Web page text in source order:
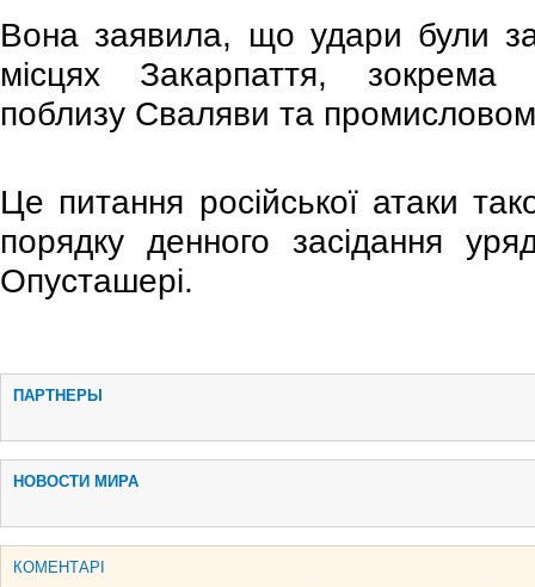
Вона заявила, що удари були
місцях Закарпаття, зокрема
поблизу Сваляви та
Це питання російської атаки
порядку денного засідання
Опусташері.
ПАРТНЕРЫ
НОВОСТИ МИРА
КОМЕНТАРІ